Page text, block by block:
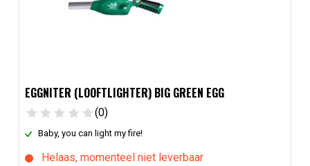
EGGNITER (LOOFTLIGHTER) BIG GREEN EGG
(0)
Baby, you can light my fire!
Helaas, momenteel niet leverbaar